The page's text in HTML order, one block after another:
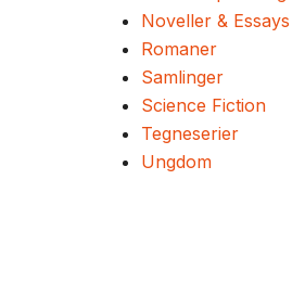
Noveller & Essays
Romaner
Samlinger
Science Fiction
Tegneserier
Ungdom